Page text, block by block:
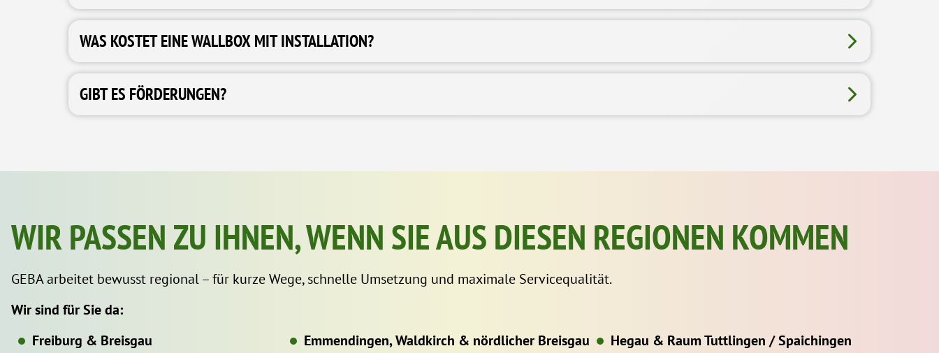
WAS KOSTET EINE WALLBOX MIT INSTALLATION?
GIBT ES FÖRDERUNGEN?
WIR PASSEN ZU IHNEN, WENN SIE AUS DIESEN REGIONEN KOMMEN
GEBA arbeitet bewusst regional – für kurze Wege, schnelle Umsetzung und maximale Servicequalität.
Wir sind für Sie da:
Freiburg & Breisgau
Emmendingen, Waldkirch & nördlicher Breisgau Hegau & Raum Tuttlingen / Spaichingen